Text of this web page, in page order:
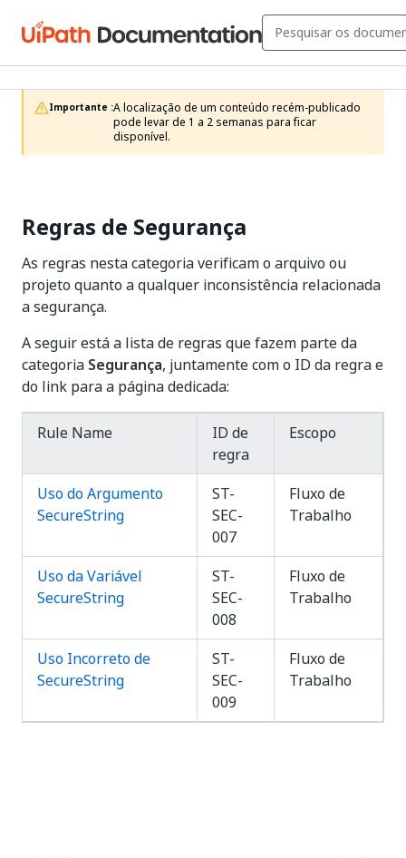
Importante :A localização de um conteúdo recém-publicado
pode levar de 1 a 2 semanas para ficar
disponível.
Regras de Segurança
As regras nesta categoria verificam o arquivo ou
projeto quanto a qualquer inconsistência relacionada
a segurança.
A seguir está a lista de regras que fazem parte da
categoria Segurança, juntamente com o ID da regra e
do link para a página dedicada:
Rule Name
ID de
regra
Escopo
Uso do Argumento
SecureString
ST-
SEC-
007
Fluxo de
Trabalho
Uso da Variável
SecureString
ST-
SEC-
008
Fluxo de
Trabalho
Uso Incorreto de
SecureString
ST-
SEC-
009
Fluxo de
Trabalho